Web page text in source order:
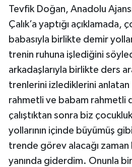
Tevfik Doğan, Anadolu
Çalık’a yaptığı açıklamada,
babasıyla birlikte demir
trenin ruhuna işlediğini
arkadaşlarıyla birlikte ders
trenlerini izlediklerini
rahmetli ve babam rahmetli
çalıştıktan sonra biz
yollarının içinde büyümüş
trende görev alacağı
yanında giderdim. Onunla